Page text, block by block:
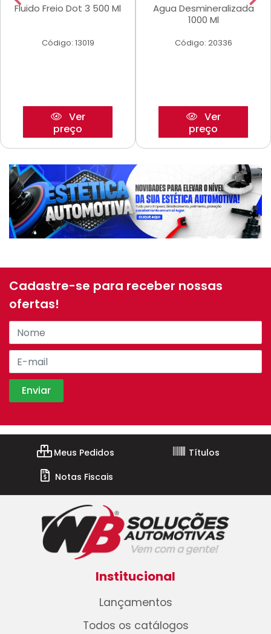
Fluido Freio Dot 3 500 Ml
Código: 13019
Ver
preço
Agua Desmineralizada
1000 Ml
Código: 20336
Ver
preço
Cadastre-se para receber nossas
ofertas!
Meus Pedidos
Títulos
Notas Fiscais
Institucional
Lançamentos
Todos os catálogos